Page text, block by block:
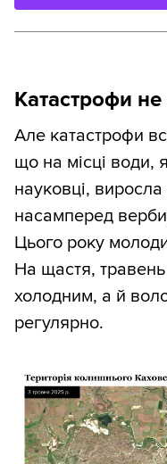
Катастрофи не
Але катастрофи
що на місці води,
науковці,
насамперед
Цього року
На щастя,
холодним, а й
регулярно.